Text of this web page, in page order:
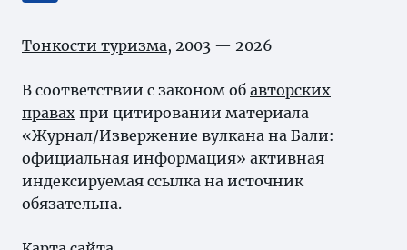
Тонкости туризма, 2003 — 2026
В соответствии с законом об авторских
правах при цитировании материала
«Журнал/Извержение вулкана на Бали:
официальная информация» активная
индексируемая ссылка на источник
обязательна.